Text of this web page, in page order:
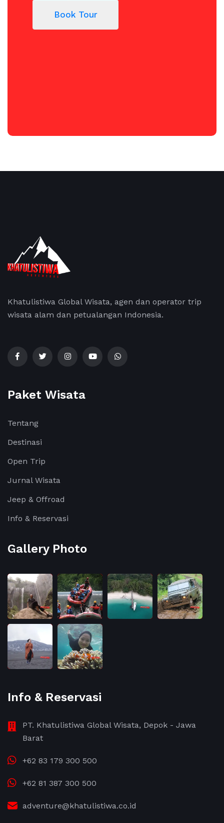
Book Tour
Khatulistiwa Global Wisata, agen dan operator trip
wisata alam dan petualangan Indonesia.
Paket Wisata
Tentang
Destinasi
Open Trip
Jurnal Wisata
Jeep & Offroad
Info & Reservasi
Gallery Photo
Info & Reservasi
PT. Khatulistiwa Global Wisata, Depok - Jawa
Barat
+62 83 179 300 500
+62 81 387 300 500
adventure@khatulistiwa.co.id